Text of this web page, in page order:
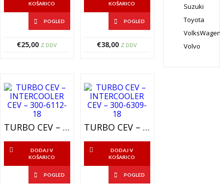
KOŠARICO
POGLED
€25,00 Z DDV
KOŠARICO
POGLED
€38,00 Z DDV
TURBO CEV – INTERCOOLER CEV – 300-6112-18
DODAJ V
KOŠARICO
POGLED
TURBO CEV – INTERCOOLER CEV – 300-6309-18
DODAJ V
KOŠARICO
POGLED
Suzuki
Toyota
Volvo